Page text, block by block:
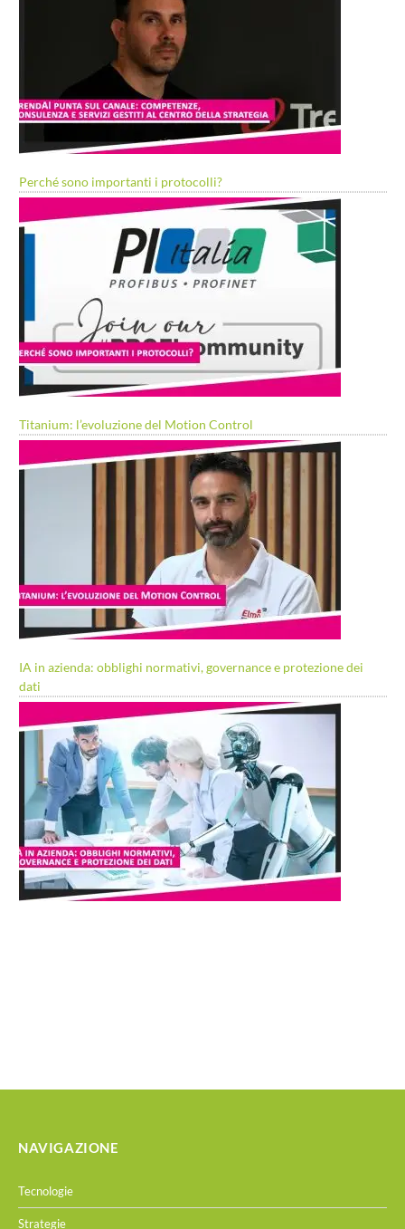
Perché sono importanti i protocolli?
Titanium: l’evoluzione del Motion Control
IA in azienda: obblighi normativi, governance e protezione dei
dati
NAVIGAZIONE
Tecnologie
Strategie